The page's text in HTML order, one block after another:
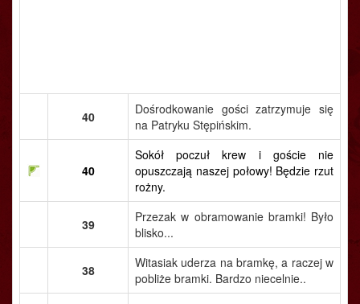
40
Dośrodkowanie gości zatrzymuje się
na Patryku Stępińskim.
40
Sokół poczuł krew i goście nie
opuszczają naszej połowy! Będzie rzut
rożny.
39
Przezak w obramowanie bramki! Było
blisko...
38
Witasiak uderza na bramkę, a raczej w
pobliże bramki. Bardzo niecelnie..